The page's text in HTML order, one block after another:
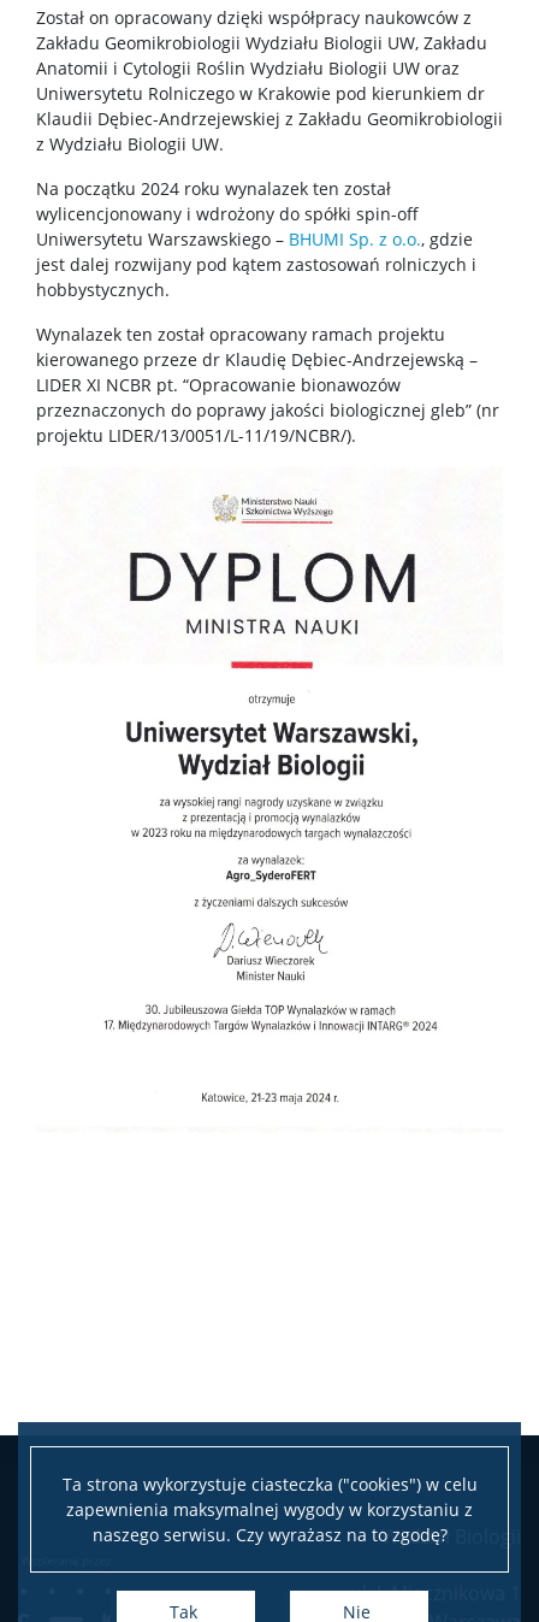
Ta strona wykorzystuje ciasteczka ("cookies") w celu
zapewnienia maksymalnej wygody w korzystaniu z
naszego serwisu. Czy wyrażasz na to zgodę?
Tak Nie
Spółki spin-off
KONTAKT
Został on opracowany dzięki współpracy naukowców z
Zakładu Geomikrobiologii Wydziału Biologii UW, Zakładu
Anatomii i Cytologii Roślin Wydziału Biologii UW oraz
Uniwersytetu Rolniczego w Krakowie pod kierunkiem dr
Klaudii Dębiec-Andrzejewskiej z Zakładu Geomikrobiologii
z Wydziału Biologii UW.
Na początku 2024 roku wynalazek ten został
wylicencjonowany i wdrożony do spółki spin-off
Uniwersytetu Warszawskiego – BHUMI Sp. z o.o., gdzie
jest dalej rozwijany pod kątem zastosowań rolniczych i
hobbystycznych.
Wynalazek ten został opracowany ramach projektu
kierowanego przeze dr Klaudię Dębiec-Andrzejewską –
LIDER XI NCBR pt. “Opracowanie bionawozów
przeznaczonych do poprawy jakości biologicznej gleb” (nr
projektu LIDER/13/0051/L-11/19/NCBR/).
Wydział Biologii
ul. I. Miecznikowa 1